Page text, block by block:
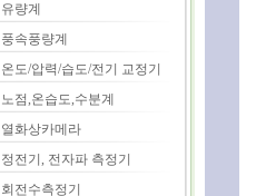
유량계
풍속풍량계
온도/압력/습도/전기 교정기
노점,온습도,수분계
열화상카메라
정전기, 전자파 측정기
회전수측정기